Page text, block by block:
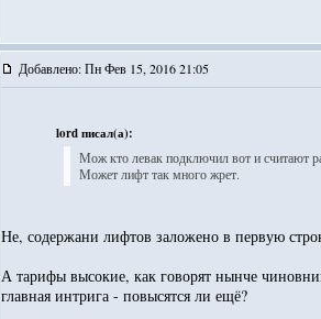
Добавлено: Пн Фев 15, 2016 21:05
lord писал(а):
Мож кто левак подключил вот и считают
Может лифт так много жрет.
Не, содержани лифтов заложено в первую
А тарифы высокие, как говорят нынче
главная интрига - повысятся ли ещё?